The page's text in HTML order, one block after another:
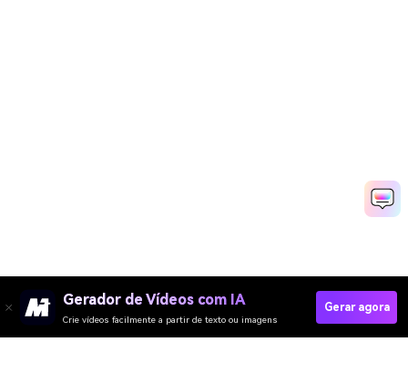
Gerador de Vídeos com IA
Crie vídeos facilmente a partir de texto ou imagens
Gerar agora